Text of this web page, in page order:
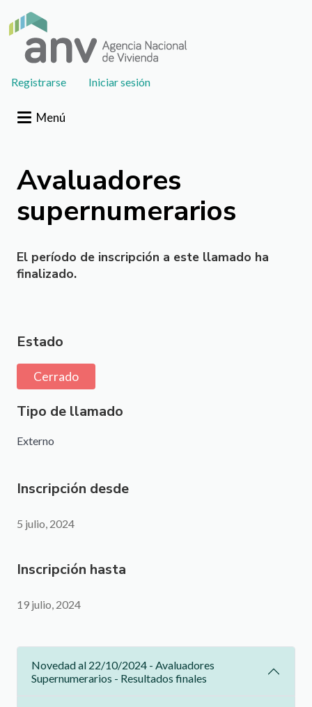
User
menu
Registrarse Iniciar sesión
Menú
Avaluadores
supernumerarios
El período de inscripción a este llamado ha
finalizado.
Estado
Cerrado
Tipo de llamado
Externo
Inscripción desde
5 julio, 2024
Inscripción hasta
19 julio, 2024
Novedad al 22/10/2024 - Avaluadores
Supernumerarios - Resultados finales